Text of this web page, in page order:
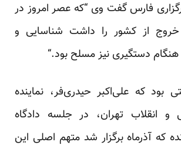
فارس گفت وی “که عصر امروز در
از کشور را داشت ‏شناسایی و
دستگیری نیز مسلح بود.“‏
بود که علی‌اکبر حیدری‌فر، نماینده
و انقلاب تهران، در جلسه دادگاه
که آذرماه برگزار شد متهم اصلی این